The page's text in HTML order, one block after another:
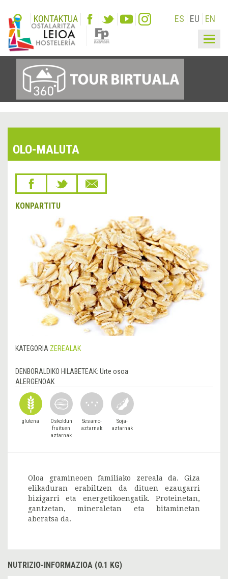
KONTAKTUA ES EU EN
OLO-MALUTA
KONPARTITU
KATEGORIA ZEREALAK
DENBORALDIKO HILABETEAK: Urte osoa
ALERGENOAK
glutena
Oskoldun
fruituen
aztarnak
Sesamo-
aztarnak
Soja-
aztarnak
Oloa gramineoen familiako zereala da. Giza
elikaduran erabiltzen da dituen ezaugarri
bizigarri eta energetikoengatik. Proteinetan,
gantzetan, mineraletan eta bitaminetan
aberatsa da.
NUTRIZIO-INFORMAZIOA (0.1 KG)